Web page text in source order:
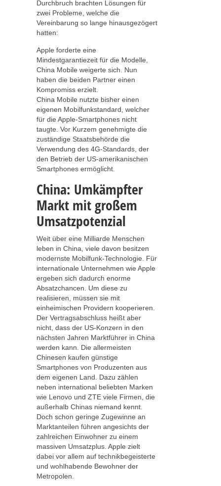
Durchbruch brachten Lösungen für
zwei Probleme, welche die
Vereinbarung so lange hinausgezögert
hatten:
Apple forderte eine
Mindestgarantiezeit für die Modelle,
China Mobile weigerte sich. Nun
haben die beiden Partner einen
Kompromiss erzielt.
China Mobile nutzte bisher einen
eigenen Mobilfunkstandard, welcher
für die Apple-Smartphones nicht
taugte. Vor Kurzem genehmigte die
zuständige Staatsbehörde die
Verwendung des 4G-Standards, der
den Betrieb der US-amerikanischen
Smartphones ermöglicht.
China: Umkämpfter
Markt mit großem
Umsatzpotenzial
Weit über eine Milliarde Menschen
leben in China, viele davon besitzen
modernste Mobilfunk-Technologie. Für
internationale Unternehmen wie Apple
ergeben sich dadurch enorme
Absatzchancen. Um diese zu
realisieren, müssen sie mit
einheimischen Providern kooperieren.
Der Vertragsabschluss heißt aber
nicht, dass der US-Konzern in den
nächsten Jahren Marktführer in China
werden kann. Die allermeisten
Chinesen kaufen günstige
Smartphones von Produzenten aus
dem eigenen Land. Dazu zählen
neben international beliebten Marken
wie Lenovo und ZTE viele Firmen, die
außerhalb Chinas niemand kennt.
Doch schon geringe Zugewinne an
Marktanteilen führen angesichts der
zahlreichen Einwohner zu einem
massiven Umsatzplus. Apple zielt
dabei vor allem auf technikbegeisterte
und wohlhabende Bewohner der
Metropolen.